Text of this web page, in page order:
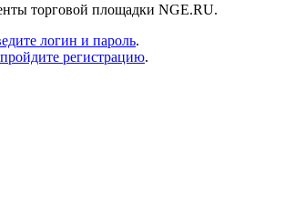
торговой площадки NGE.RU.
логин и пароль.
пройдите регистрацию.